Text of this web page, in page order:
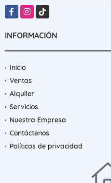
FacebookInstagram
TikTok
INFORMACIÓN
Inicio
Ventas
Alquiler
Servicios
Nuestra Empresa
Contáctenos
Políticas de privacidad